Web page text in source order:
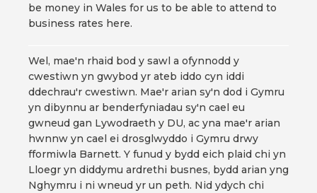
be money in Wales for us to be able to attend to
business rates here.
Wel, mae'n rhaid bod y sawl a ofynnodd y
cwestiwn yn gwybod yr ateb iddo cyn iddi
ddechrau'r cwestiwn. Mae'r arian sy'n dod i Gymru
yn dibynnu ar benderfyniadau sy'n cael eu
gwneud gan Lywodraeth y DU, ac yna mae'r arian
hwnnw yn cael ei drosglwyddo i Gymru drwy
fformiwla Barnett. Y funud y bydd eich plaid chi yn
Lloegr yn diddymu ardrethi busnes, bydd arian yng
Nghymru i ni wneud yr un peth. Nid ydych chi